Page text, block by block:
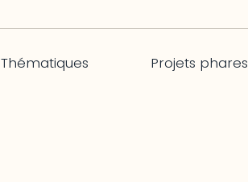
Thématiques Projets phares